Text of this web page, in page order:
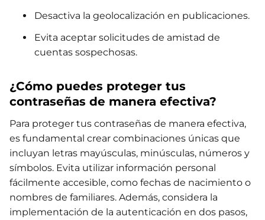
Desactiva la geolocalización en publicaciones.
Evita aceptar solicitudes de amistad de
cuentas sospechosas.
¿Cómo puedes proteger tus
contraseñas de manera efectiva?
Para proteger tus contraseñas de manera efectiva,
es fundamental crear combinaciones únicas que
incluyan letras mayúsculas, minúsculas, números y
símbolos. Evita utilizar información personal
fácilmente accesible, como fechas de nacimiento o
nombres de familiares. Además, considera la
implementación de la autenticación en dos pasos,